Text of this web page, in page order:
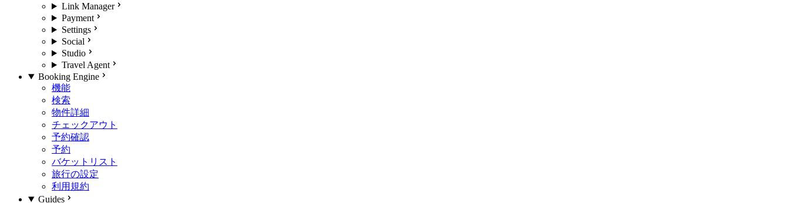
Link Manager
Payment
Settings
Social
Studio
Travel Agent
Booking Engine
機能
検索
物件詳細
チェックアウト
予約確認
予約
バケットリスト
旅行の設定
利用規約
Guides